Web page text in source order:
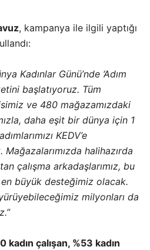
, kampanya ile ilgili yaptığı
Kadınlar Günü’nde ‘Adım
başlatıyoruz. Tüm
ve 480 mağazamızdaki
daha eşit bir dünya için 1
KEDV’e
halihazırda
çalışma arkadaşlarımız, bu
büyük desteğimiz olacak.
milyonları da
kadın çalışan, %53 kadın